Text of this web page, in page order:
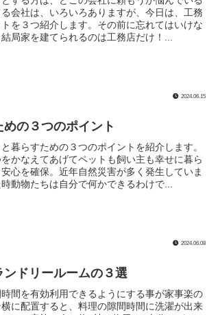
会社は、いろいろありますが、今日は、工務
を３つ紹介します。その前に忘れてはいけな
局家を建てられるのは工務店だけ！...
2024.06.15
の３つのポイント
暮らすための３つのポイントを紹介します。
かなえてあげてペットも飼い主も幸せに暮ら
心を確保。近年自然災害が多く発生していま
動物たちは自分で何かできるわけで...
2024.06.08
ドリールームの３選
間を有効利用できるようにする事が家事楽の
に配置すると、料理の隙間時間に洗濯が出来